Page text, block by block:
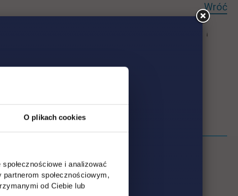
O plikach cookies
i analizować
społecznościowym,
od Ciebie lub
Wróć